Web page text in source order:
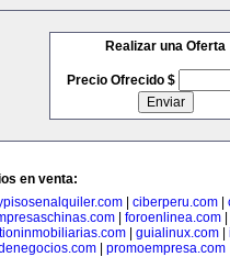
Realizar una Oferta
Precio Ofrecido $
en venta:
ciberperu.com
| foroenlinea.com|
| guialinux.com|
promoempresa.com